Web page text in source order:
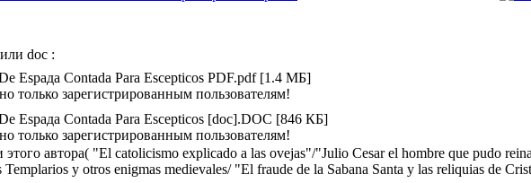
doc :
Espaдa Contada Para Escepticos PDF.pdf [1.4 МБ]
только зарегистрированным пользователям!
Espaдa Contada Para Escepticos [doc].DOC [846 КБ]
только зарегистрированным пользователям!
автора( "El сatolicismo еxplicado а las ovejas"/"Julio Cesar el hombre que pudo
Templarios y otros enigmas medievales/ "El fraude de la Sabana Santa y las reliquias de